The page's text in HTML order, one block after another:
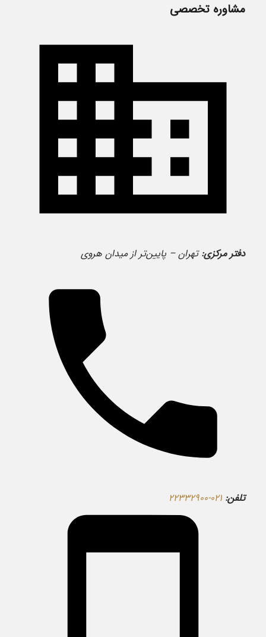
مشاوره تخصصی
دفتر مرکزی:تهران – پایین‌تر از میدان هروی
تلفن: ۰۲۱-۲۲۳۳۲۹۰۰